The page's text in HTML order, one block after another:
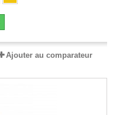
Ajouter au comparateur